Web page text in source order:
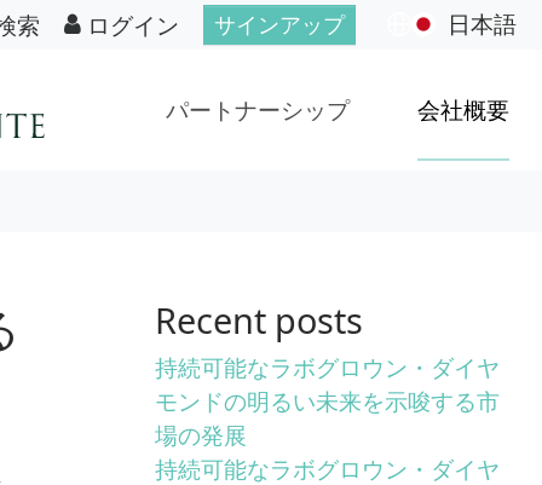
索 ログイン サインアップ 日本語
パートナーシップ 会社概要
Recent posts
持続可能なラボグロウン・ダイヤ
モンドの明るい未来を示唆する市
場の発展
持続可能なラボグロウン・ダイヤ